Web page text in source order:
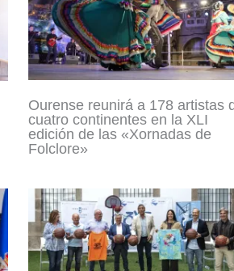
Ourense reunirá a 178 artistas
cuatro continentes en la XLI
edición de las «Xornadas de
Folclore»